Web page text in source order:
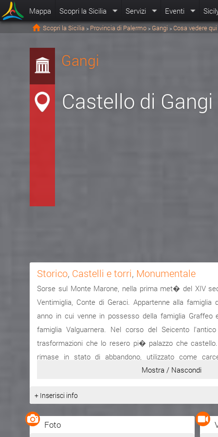
Mappa Scopri la Sicilia Servizi Eventi
Scopri la Sicilia > Provincia di Palermo > Gangi > Cosa vedere qui
Gangi
Castello di Gangi
Storico, Castelli e torri, Monumentale
Sorse sul Monte Marone, nella prima met� del XIV
Ventimiglia, Conte di Geraci. Appartenne alla famiglia
anno in cui venne in possesso della famiglia Graffeo
famiglia Valguarnera. Nel corso del Seicento
trasformazioni che lo resero pi� palazzo che
rimase in stato di abbandono, utilizzato come
possesso della famiglia Milletar� la quale, ancora
della famiglia Ventimiglia. La facciata del prospetto
sulla piazza Valguarnera � compresa su due vecchie
da un ampio portone a bugne. Il piano nobile presenta
Mostra / Nascondi
+ Inserisci info
Foto